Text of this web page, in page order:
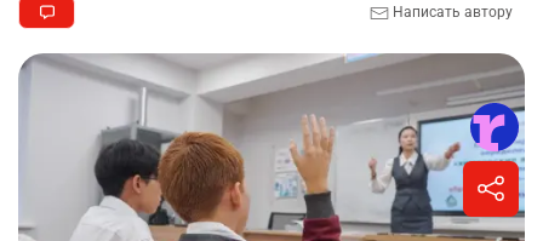
Написать автору